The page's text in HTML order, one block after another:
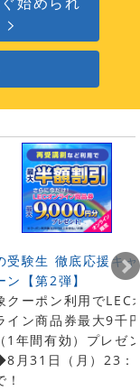
受験生 徹底応援キ
ン【第2弾】
クーポン利用でLEC
イン商品券最大9千
1年間有効）プレゼ
月31日（月）23：
！